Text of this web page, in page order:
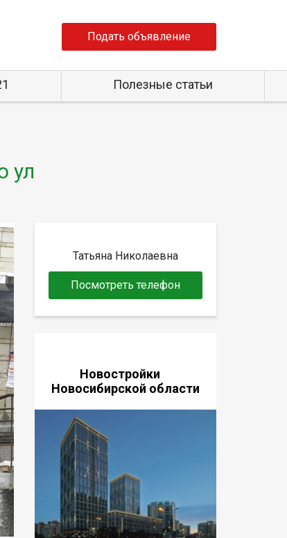
Подать объявление
Полезные статьи
ул
Татьяна Николаевна
Посмотреть телефон
Новостройки
Новосибирской области